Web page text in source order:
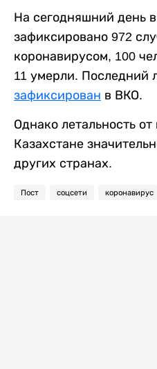
На сегодняшний день
зафиксировано 972
коронавирусом, 100
11 умерли. Последний
зафиксирован в ВКО.
Однако летальность
Казахстане
других странах.
Пост соцсети коронавирус